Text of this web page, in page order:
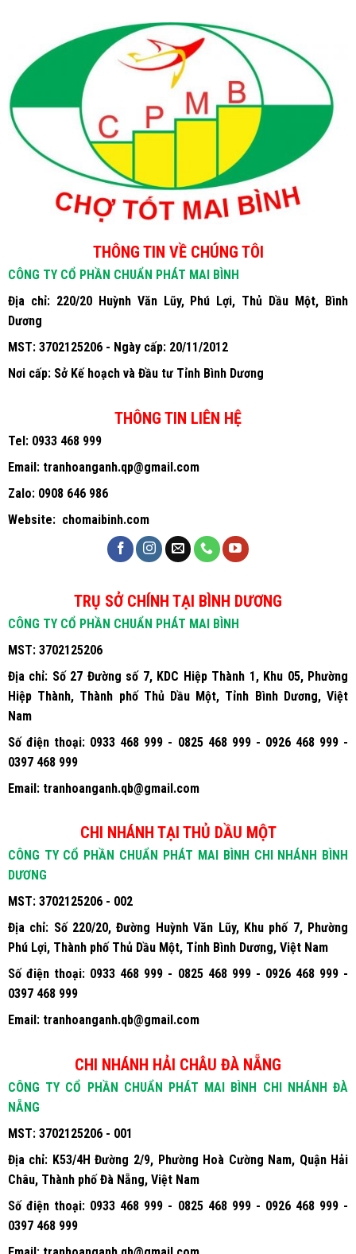
THÔNG TIN VỀ CHÚNG TÔI
CÔNG TY CỔ PHẦN CHUẨN PHÁT MAI BÌNH
Địa chỉ: 220/20 Huỳnh Văn Lũy, Phú Lợi, Thủ Dầu Một, Bình
Dương
MST: 3702125206 - Ngày cấp: 20/11/2012
Nơi cấp: Sở Kế hoạch và Đầu tư Tỉnh Bình Dương
THÔNG TIN LIÊN HỆ
Tel:0933 468 999
Email:tranhoanganh.qp@gmail.com
Zalo:0908 646 986
Website: chomaibinh.com
TRỤ SỞ CHÍNH TẠI BÌNH DƯƠNG
CÔNG TY CỔ PHẦN CHUẨN PHÁT MAI BÌNH
MST:3702125206
Địa chỉ: Số 27 Đường số 7, KDC Hiệp Thành 1, Khu 05, Phường
Hiệp Thành, Thành phố Thủ Dầu Một, Tỉnh Bình Dương, Việt
Nam
Số điện thoại: 0933 468 999 - 0825 468 999 - 0926 468 999 -
0397 468 999
Email:tranhoanganh.qb@gmail.com
CHI NHÁNH TẠI THỦ DẦU MỘT
CÔNG TY CỔ PHẦN CHUẨN PHÁT MAI BÌNH CHI NHÁNH BÌNH
DƯƠNG
MST:3702125206 - 002
Địa chỉ: Số 220/20, Đường Huỳnh Văn Lũy, Khu phố 7, Phường
Phú Lợi, Thành phố Thủ Dầu Một, Tỉnh Bình Dương, Việt Nam
Số điện thoại: 0933 468 999 - 0825 468 999 - 0926 468 999 -
0397 468 999
Email:tranhoanganh.qb@gmail.com
CHI NHÁNH HẢI CHÂU ĐÀ NẴNG
CÔNG TY CỔ PHẦN CHUẨN PHÁT MAI BÌNH CHI NHÁNH ĐÀ
NẴNG
MST:3702125206 - 001
Địa chỉ: K53/4H Đường 2/9, Phường Hoà Cường Nam, Quận Hải
Châu, Thành phố Đà Nẵng, Việt Nam
Số điện thoại: 0933 468 999 - 0825 468 999 - 0926 468 999 -
0397 468 999